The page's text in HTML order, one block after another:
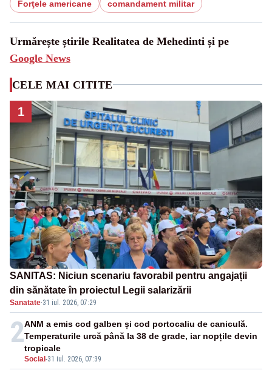
Forţele americane
comandament militar
Urmărește știrile Realitatea de Mehedinti și pe
Google News
CELE MAI CITITE
1
SANITAS: Niciun scenariu favorabil pentru angajații
din sănătate în proiectul Legii salarizării
Sanatate·31 iul. 2026, 07:29
2
Social -31 iul. 2026, 07:39
ANM a emis cod galben și cod portocaliu de caniculă.
Temperaturile urcă până la 38 de grade, iar nopțile devin
tropicale